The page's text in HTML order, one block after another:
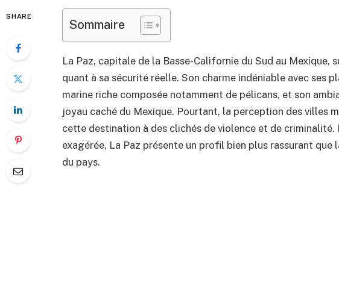
SHARE
Sommaire
La Paz, capitale de la Basse-Californie du Sud au Mexique,
quant à sa sécurité réelle. Son charme indéniable avec ses
marine riche composée notamment de pélicans, et son
joyau caché du Mexique. Pourtant, la perception des villes
cette destination à des clichés de violence et de
exagérée, La Paz présente un profil bien plus rassurant
du pays.